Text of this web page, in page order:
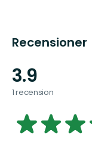
Recensioner
3.9
1 recension